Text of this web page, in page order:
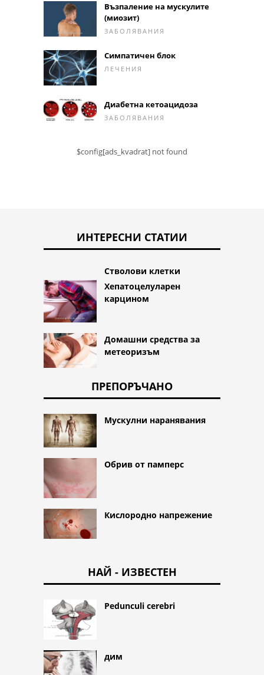
Възпаление на мускулите
(миозит)
ЗАБОЛЯВАНИЯ
Симпатичен блок
ЛЕЧЕНИЯ
Диабетна кетоацидоза
ЗАБОЛЯВАНИЯ
$config[ads_kvadrat] not found
ИНТЕРЕСНИ СТАТИИ
Стволови клетки
Хепатоцелуларен
карцином
Домашни средства за
метеоризъм
ПРЕПОРЪЧАНО
Мускулни наранявания
Обрив от памперс
Кислородно напрежение
НАЙ - ИЗВЕСТЕН
Pedunculi cerebri
дим